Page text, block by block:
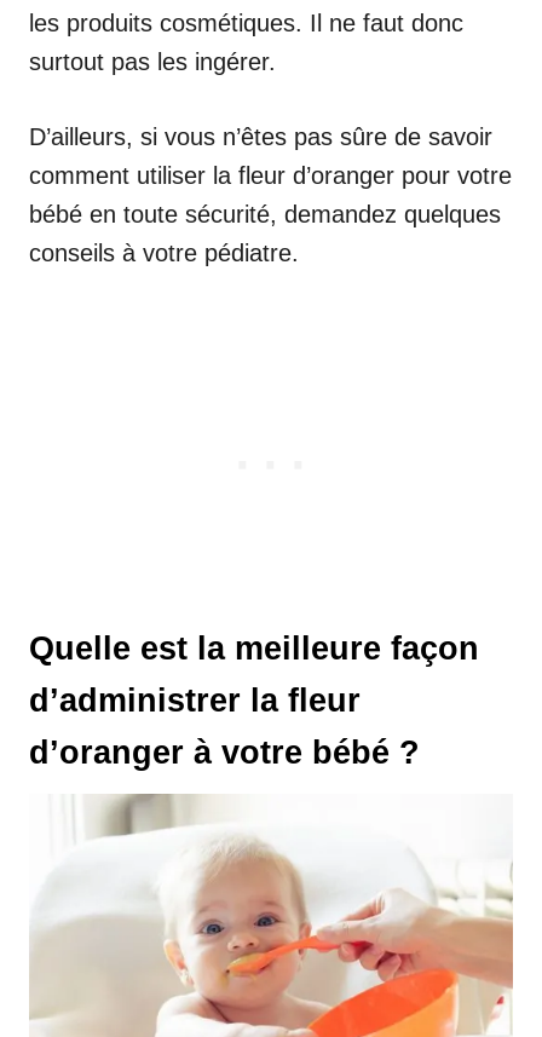
les produits cosmétiques. Il ne faut donc
surtout pas les ingérer.
D’ailleurs, si vous n’êtes pas sûre de savoir
comment utiliser la fleur d’oranger pour votre
bébé en toute sécurité, demandez quelques
conseils à votre pédiatre.
Quelle est la meilleure façon
d’administrer la fleur
d’oranger à votre bébé ?